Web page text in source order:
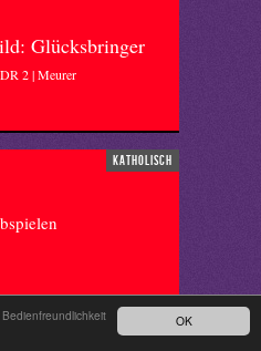
OK
Glücksbringer
2 | Meurer
katholisch